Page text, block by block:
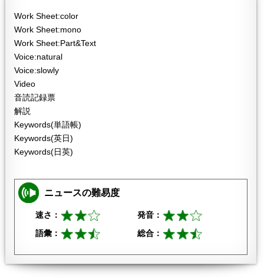
Work Sheet:color
Work Sheet:mono
Work Sheet:Part&Text
Voice:natural
Voice:slowly
Video
音読記録票
解説
Keywords(単語帳)
Keywords(英日)
Keywords(日英)
ニュースの難易度
速さ：
発音：
語彙：
総合：